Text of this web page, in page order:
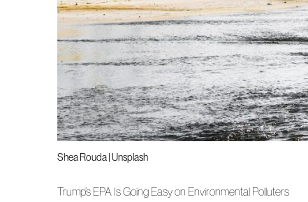
Shea Rouda | Unsplash
Trump’s EPA Is Going Easy on Environmental Polluters